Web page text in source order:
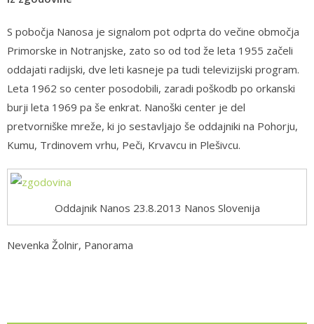
S pobočja Nanosa je signalom pot odprta do večine območja
Primorske in Notranjske, zato so od tod že leta 1955 začeli
oddajati radijski, dve leti kasneje pa tudi televizijski program.
Leta 1962 so center posodobili, zaradi poškodb po orkanski
burji leta 1969 pa še enkrat. Nanoški center je del
pretvorniške mreže, ki jo sestavljajo še oddajniki na Pohorju,
Kumu, Trdinovem vrhu, Peči, Krvavcu in Plešivcu.
Oddajnik Nanos 23.8.2013 Nanos Slovenija
Nevenka Žolnir, Panorama